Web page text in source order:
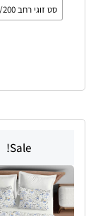
סט זוגי רחב 180/200
Sale!